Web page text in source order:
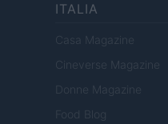
ITALIA
Casa Magazine
Cineverse Magazine
Donne Magazine
Food Blog